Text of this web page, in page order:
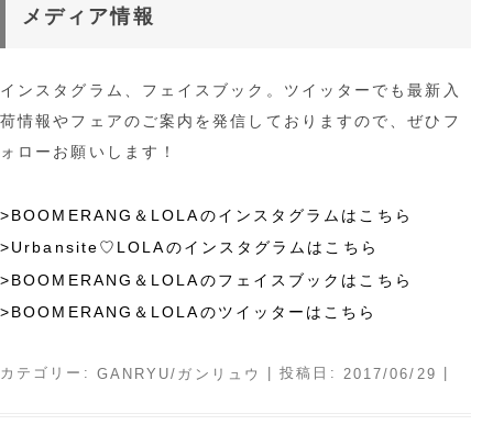
メディア情報
インスタグラム、フェイスブック。ツイッターでも最新入
荷情報やフェアのご案内を発信しておりますので、ぜひフ
ォローお願いします！
>BOOMERANG＆LOLAのインスタグラムはこちら
>Urbansite♡LOLAのインスタグラムはこちら
>BOOMERANG＆LOLAのフェイスブックはこちら
>BOOMERANG＆LOLAのツイッターはこちら
カテゴリー: GANRYU/ガンリュウ | 投稿日: 2017/06/29 |